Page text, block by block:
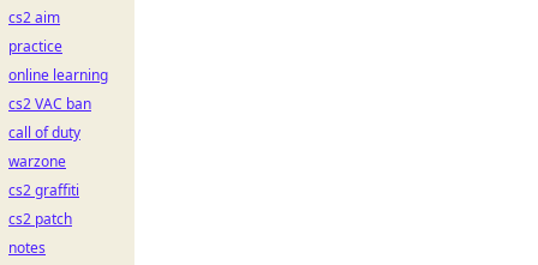
cs2 aim
practice
online learning
cs2 VAC ban
call of duty
warzone
cs2 graffiti
cs2 patch
notes